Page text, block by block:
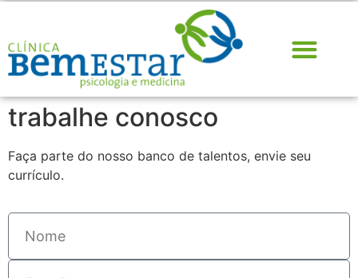
trabalhe conosco
Faça parte do nosso banco de talentos, envie seu
currículo.